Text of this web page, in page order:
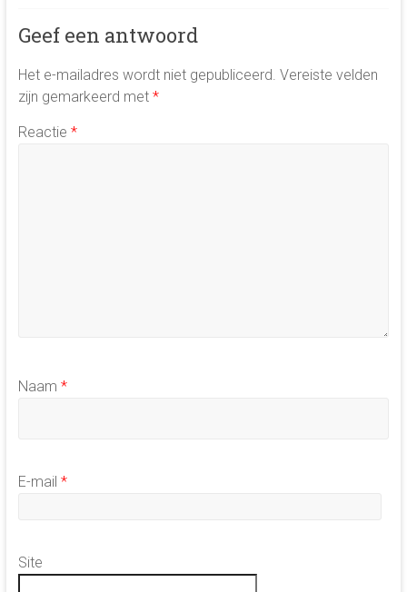
Geef een antwoord
Het e-mailadres wordt niet gepubliceerd. Vereiste velden
zijn gemarkeerd met *
Reactie *
Naam *
E-mail *
Site